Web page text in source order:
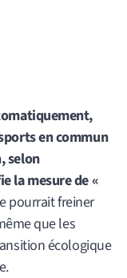
en commun
selon
la mesure de «
pourrait freiner
que les
écologique